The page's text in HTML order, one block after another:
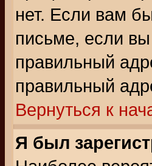
нет. Если вам
письме, если
правильный
правильный
Вернуться к
Я был